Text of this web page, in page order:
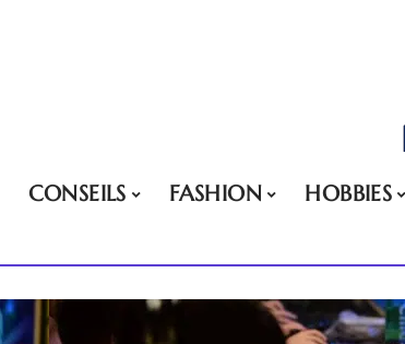
CONSEILS FASHION HOBBIES